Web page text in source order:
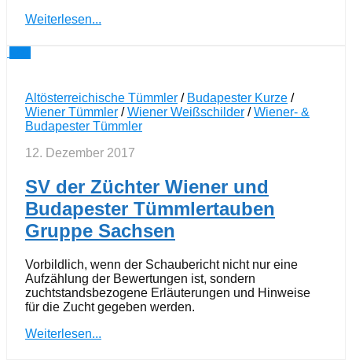
Weiterlesen...
Altösterreichische Tümmler / Budapester Kurze /
Wiener Tümmler /Wiener Weißschilder /Wiener- &
Budapester Tümmler
12. Dezember 2017
SV der Züchter Wiener und
Budapester Tümmlertauben
Gruppe Sachsen
Vorbildlich, wenn der Schaubericht nicht nur eine
Aufzählung der Bewertungen ist, sondern
zuchtstandsbezogene Erläuterungen und Hinweise
für die Zucht gegeben werden.
Weiterlesen...